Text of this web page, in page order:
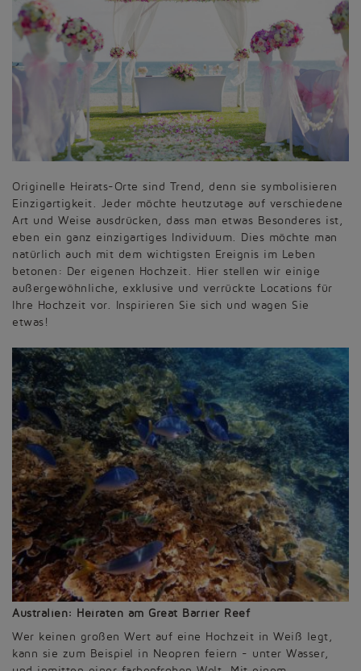
Originelle Heirats-Orte sind Trend, denn sie symbolisieren
Einzigartigkeit. Jeder möchte heutzutage auf verschiedene
Art und Weise ausdrücken, dass man etwas Besonderes ist,
eben ein ganz einzigartiges Individuum. Dies möchte man
natürlich auch mit dem wichtigsten Ereignis im Leben
betonen: Der eigenen Hochzeit. Hier stellen wir einige
außergewöhnliche, exklusive und verrückte Locations für
Ihre Hochzeit vor. Inspirieren Sie sich und wagen Sie
etwas!
Australien: Heiraten am Great Barrier Reef
Wer keinen großen Wert auf eine Hochzeit in Weiß legt,
kann sie zum Beispiel in Neopren feiern - unter Wasser,